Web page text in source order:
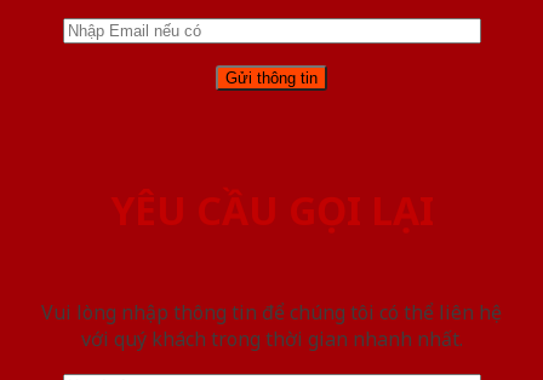
YÊU CẦU GỌI LẠI
Vui lòng nhập thông tin để chúng tôi có thể liên hệ
với quý khách trong thời gian nhanh nhất.